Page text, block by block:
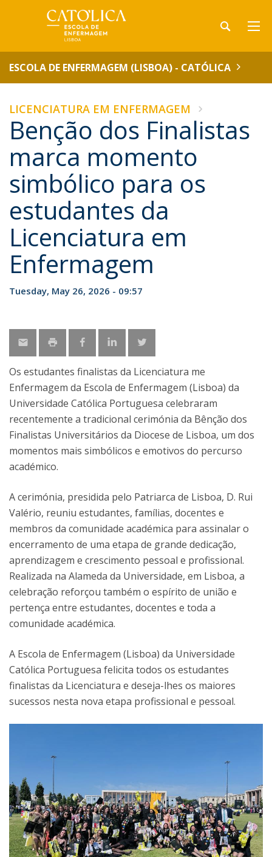
ESCOLA DE ENFERMAGEM (LISBOA) - CATÓLICA
LICENCIATURA EM ENFERMAGEM
Benção dos Finalistas
marca momento
simbólico para os
estudantes da
Licenciatura em
Enfermagem
Tuesday, May 26, 2026 - 09:57
Os estudantes finalistas da Licenciatura me
Enfermagem da Escola de Enfermagem (Lisboa) da
Universidade Católica Portuguesa celebraram
recentemente a tradicional cerimónia da Bênção dos
Finalistas Universitários da Diocese de Lisboa, um dos
momentos mais simbólicos e emotivos do percurso
académico.
A cerimónia, presidida pelo Patriarca de Lisboa, D. Rui
Valério, reuniu estudantes, famílias, docentes e
membros da comunidade académica para assinalar o
encerramento de uma etapa de grande dedicação,
aprendizagem e crescimento pessoal e profissional.
Realizada na Alameda da Universidade, em Lisboa, a
celebração reforçou também o espírito de união e
pertença entre estudantes, docentes e toda a
comunidade académica.
A Escola de Enfermagem (Lisboa) da Universidade
Católica Portuguesa felicita todos os estudantes
finalistas da Licenciatura e deseja-lhes os maiores
sucessos nesta nova etapa profissional e pessoal.